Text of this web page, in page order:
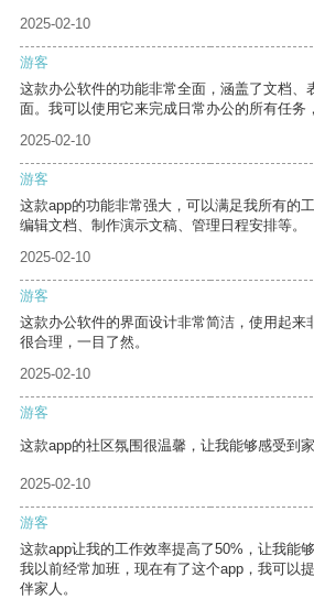
2025-02-10
游客
这款办公软件的功能非常全面，涵盖了文档、
面。我可以使用它来完成日常办公的所有任务
2025-02-10
游客
这款app的功能非常强大，可以满足我所有的
编辑文档、制作演示文稿、管理日程安排等。
2025-02-10
游客
这款办公软件的界面设计非常简洁，使用起来
很合理，一目了然。
2025-02-10
游客
这款app的社区氛围很温馨，让我能够感受到家
2025-02-10
游客
这款app让我的工作效率提高了50%，让我能
我以前经常加班，现在有了这个app，我可以
伴家人。